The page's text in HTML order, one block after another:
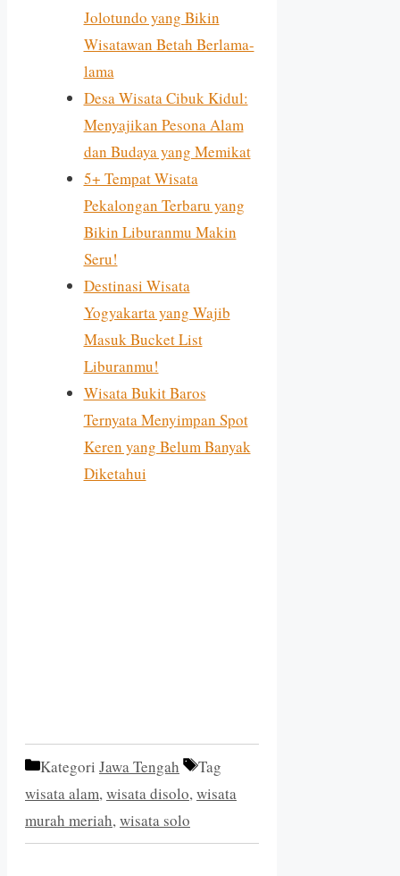
Jolotundo yang Bikin
Wisatawan Betah Berlama-
lama
Desa Wisata Cibuk Kidul:
Menyajikan Pesona Alam
dan Budaya yang Memikat
5+ Tempat Wisata
Pekalongan Terbaru yang
Bikin Liburanmu Makin
Seru!
Destinasi Wisata
Yogyakarta yang Wajib
Masuk Bucket List
Liburanmu!
Wisata Bukit Baros
Ternyata Menyimpan Spot
Keren yang Belum Banyak
Diketahui
Kategori Jawa Tengah
Tag
wisata alam, wisata disolo, wisata
murah meriah, wisata solo